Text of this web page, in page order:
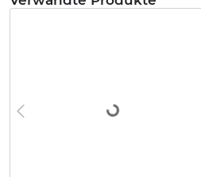
Loading...
Previous